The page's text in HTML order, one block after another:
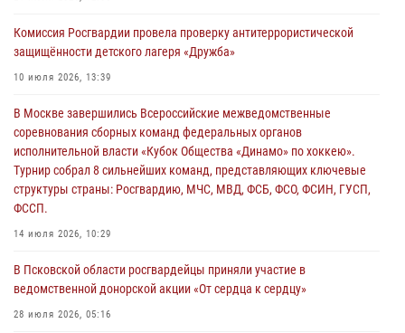
безопасности во время празднования Дня ВДВ
02 августа 2026, 13:28
улицу Труда
31 июля 2026, 13:53
В Санкт-Петербурге прошел окружной этап ежегодного
Всероссийского конкурса профессионального мастерства среди
сотрудников вневедомственной охраны Росгвардии, Псковские
Росгвардейцы одержали победу
Комиссия Росгвардии провела проверку антитеррористической
защищённости детского лагеря «Дружба»
10 июля 2026, 13:39
В Москве завершились Всероссийские межведомственные
соревнования сборных команд федеральных органов
исполнительной власти «Кубок Общества «Динамо» по хоккею».
Турнир собрал 8 сильнейших команд, представляющих ключевые
структуры страны: Росгвардию, МЧС, МВД, ФСБ, ФСО, ФСИН, ГУСП,
ФССП.
14 июля 2026, 10:29
В Псковской области росгвардейцы приняли участие в
ведомственной донорской акции «От сердца к сердцу»
28 июля 2026, 05:16